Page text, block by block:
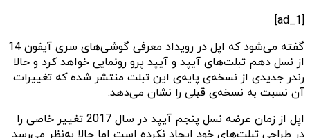
[ad_1]
گفته می‌شود که اپل در رویداد معرفی گوشی‌های سری آیفون 14
از نسل دهم تبلت‌های آیپد و آیپد پرو رونمایی خواهد کرد و حالا
رندر جدیدی از نسخه‌ی پایه‌ی این تبلت منتشر شده که تغییرات
آن نسبت به نسخه‌ی قبلی را نشان می‌دهد.
اپل از زمان عرضه نسل پنجم آیپد در سال 2017 تغییر خاصی را
در طراحی تبلت‌های خود ایجاد نکرده است اما حالا به‌نظر می‌رسد